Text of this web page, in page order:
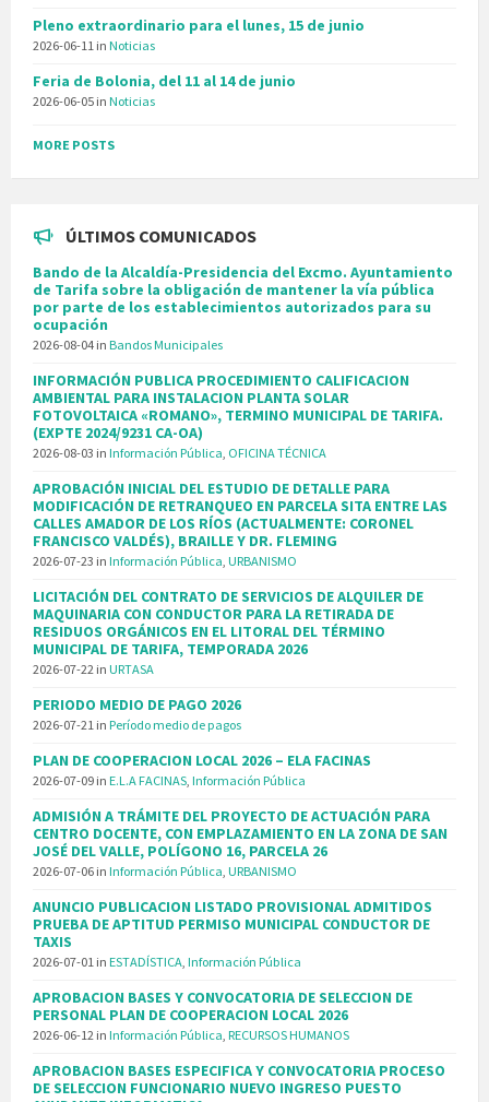
Pleno extraordinario para el lunes, 15 de junio
2026-06-11 in Noticias
Feria de Bolonia, del 11 al 14 de junio
2026-06-05 in Noticias
MORE POSTS
ÚLTIMOS COMUNICADOS
Bando de la Alcaldía-Presidencia del Excmo. Ayuntamiento
de Tarifa sobre la obligación de mantener la vía pública
por parte de los establecimientos autorizados para su
ocupación
2026-08-04 in Bandos Municipales
INFORMACIÓN PUBLICA PROCEDIMIENTO CALIFICACION
AMBIENTAL PARA INSTALACION PLANTA SOLAR
FOTOVOLTAICA «ROMANO», TERMINO MUNICIPAL DE TARIFA.
(EXPTE 2024/9231 CA-OA)
2026-08-03 in Información Pública, OFICINA TÉCNICA
APROBACIÓN INICIAL DEL ESTUDIO DE DETALLE PARA
MODIFICACIÓN DE RETRANQUEO EN PARCELA SITA ENTRE LAS
CALLES AMADOR DE LOS RÍOS (ACTUALMENTE: CORONEL
FRANCISCO VALDÉS), BRAILLE Y DR. FLEMING
2026-07-23 in Información Pública, URBANISMO
LICITACIÓN DEL CONTRATO DE SERVICIOS DE ALQUILER DE
MAQUINARIA CON CONDUCTOR PARA LA RETIRADA DE
RESIDUOS ORGÁNICOS EN EL LITORAL DEL TÉRMINO
MUNICIPAL DE TARIFA, TEMPORADA 2026
2026-07-22 in URTASA
PERIODO MEDIO DE PAGO 2026
2026-07-21 in Período medio de pagos
PLAN DE COOPERACION LOCAL 2026 – ELA FACINAS
2026-07-09 in E.L.A FACINAS, Información Pública
ADMISIÓN A TRÁMITE DEL PROYECTO DE ACTUACIÓN PARA
CENTRO DOCENTE, CON EMPLAZAMIENTO EN LA ZONA DE SAN
JOSÉ DEL VALLE, POLÍGONO 16, PARCELA 26
2026-07-06 in Información Pública, URBANISMO
ANUNCIO PUBLICACION LISTADO PROVISIONAL ADMITIDOS
PRUEBA DE APTITUD PERMISO MUNICIPAL CONDUCTOR DE
TAXIS
2026-07-01 in ESTADÍSTICA, Información Pública
APROBACION BASES Y CONVOCATORIA DE SELECCION DE
PERSONAL PLAN DE COOPERACION LOCAL 2026
2026-06-12 in Información Pública, RECURSOS HUMANOS
APROBACION BASES ESPECIFICA Y CONVOCATORIA PROCESO
DE SELECCION FUNCIONARIO NUEVO INGRESO PUESTO